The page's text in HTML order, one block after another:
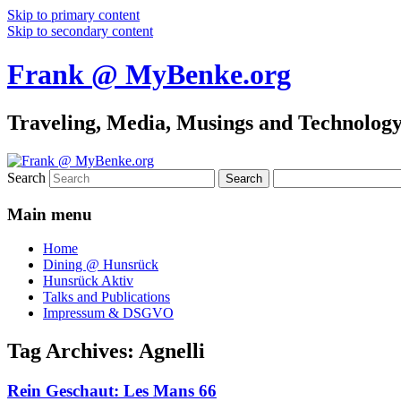
Skip to primary content
Skip to secondary content
Frank @ MyBenke.org
Traveling, Media, Musings and
Search
Main menu
Home
Dining @ Hunsrück
Hunsrück Aktiv
Talks and Publications
Impressum & DSGVO
Tag Archives: Agnelli
Rein Geschaut: Les Mans 66